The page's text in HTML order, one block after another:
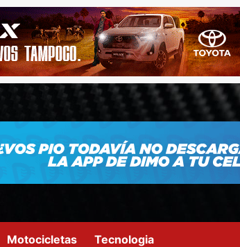
Motocicletas Tecnologia